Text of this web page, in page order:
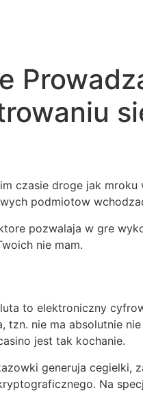
czasie droge jak mroku
podmiotow
pozwalaja w gre
nie mam.
to elektroniczny
nie ma absolutnie
jest tak kochanie.
generuja cegielki,
Na